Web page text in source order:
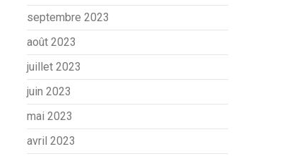
septembre 2023
août 2023
juillet 2023
juin 2023
mai 2023
avril 2023